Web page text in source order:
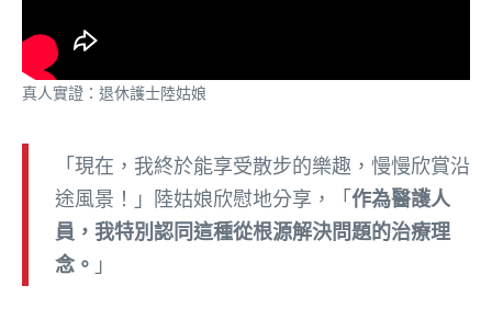
真人實證：退休護士陸姑娘
「現在，我終於能享受散步的樂趣，慢慢欣賞沿
途風景！」陸姑娘欣慰地分享，「作為醫護人
員，我特別認同這種從根源解決問題的治療理
念。 」